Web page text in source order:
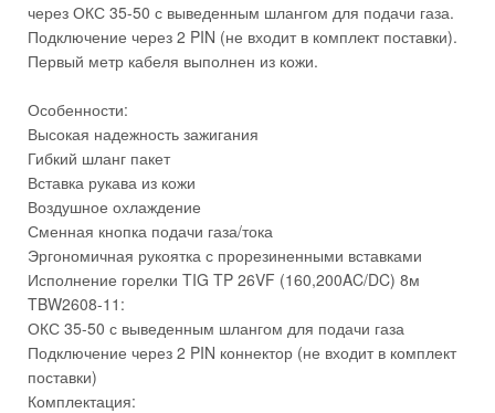
через ОКС 35-50 с выведенным шлангом для подачи газа.
Подключение через 2 PIN (не входит в комплект поставки).
Первый метр кабеля выполнен из кожи.
Особенности:
Высокая надежность зажигания
Гибкий шланг пакет
Вставка рукава из кожи
Воздушное охлаждение
Сменная кнопка подачи газа/тока
Эргономичная рукоятка с прорезиненными вставками
Исполнение горелки TIG TP 26VF (160,200AC/DC) 8м
TBW2608-11:
ОКС 35-50 с выведенным шлангом для подачи газа
Подключение через 2 PIN коннектор (не входит в комплект
поставки)
Комплектация: